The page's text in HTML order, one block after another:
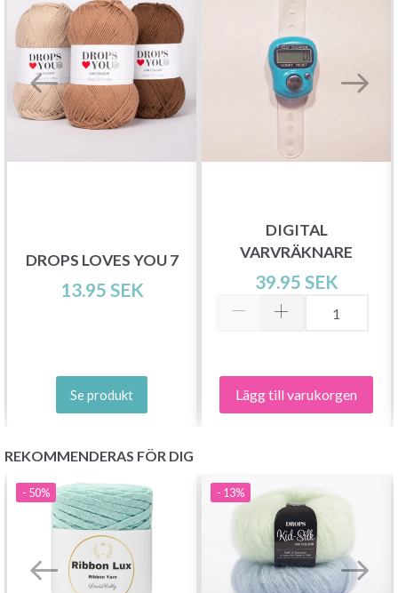
DROPS LOVES YOU 7
13.95 SEK
Se produkt
DIGITAL
VARVRÄKNARE
39.95 SEK
Lägg till varukorgen
REKOMMENDERAS FÖR DIG
- 50% - 13%
Spara upp till 50%!
Bli en del av vår garn-gemenskap och få
exklusiv tillgång till inspirerande
stickmönster och specialerbjudanden!
Prenumerera
Nej tack